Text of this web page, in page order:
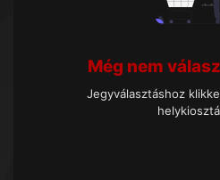
Még nem
Jegyválasztáshoz